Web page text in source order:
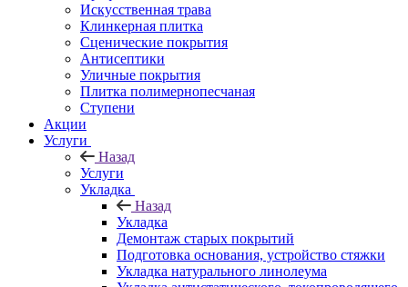
Искусственная трава
Клинкерная плитка
Сценические покрытия
Антисептики
Уличные покрытия
Плитка полимернопесчаная
Ступени
Акции
Услуги
Назад
Услуги
Укладка
Назад
Укладка
Демонтаж старых покрытий
Подготовка основания, устройство стяжки
Укладка натурального линолеума